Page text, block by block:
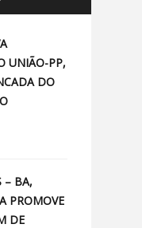
UNIÃO-PP,
DO
– BA,
PROMOVE
DE